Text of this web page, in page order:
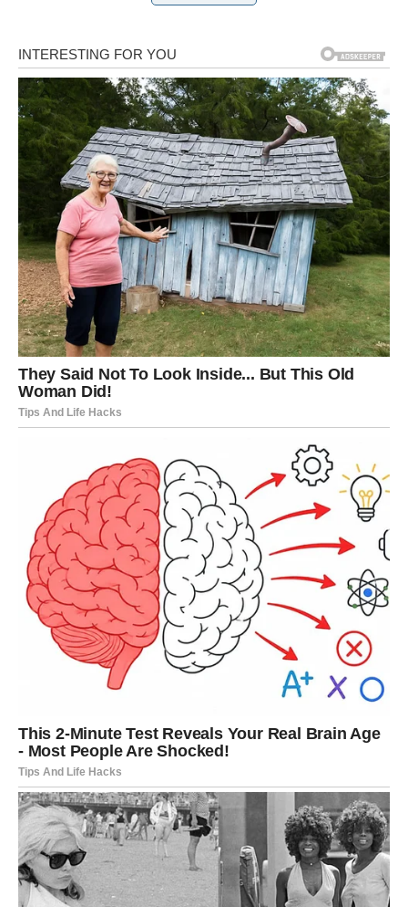
burno, već postepeno – ali ostaje.
Vaša čarolija ovog proleća je u sigurnosti koja se gradi
polako, ali traje dugo.
BLIZANCI – SUSRETI, PORUKE I
NOVE MOGUĆNOSTI
Proleće za Blizance donosi komunikaciju, nova
poznanstva i neočekivane susrete. Moguća je poruka koja
menja tok događaja ili razgovor koji vas pokreće ka
nečemu većem.
U ljubavi, flert prelazi u dublju priču. Ako ste u vezi,
razgovori postaju otvoreniji i iskreniji. Ako ste slobodni,
sudbinski susret može doći preko društva ili interneta.
Vaša čarolija je u rečima koje spajaju ljude – i u hrabrosti
da kažete ono što osećate.
RAK – EMOTIVNO PROLEĆE
SRCA
Za Raka ovo je sezona emotivnog buđenja. Sve što je bilo
potisnuto izlazi na površinu, ali ne da vas povredi, već da
vas oslobodi. Moguće je pomirenje, nova ljubav ili
konačno zatvaranje stare rane.
zajednički plan, razgovor o budućnosti ili čak važna
odluka.
Vaša čarolija ovog proleća je u tome što prestajete da se
bojite ljubavi.
LAV – BLISTANJE I VELIKI